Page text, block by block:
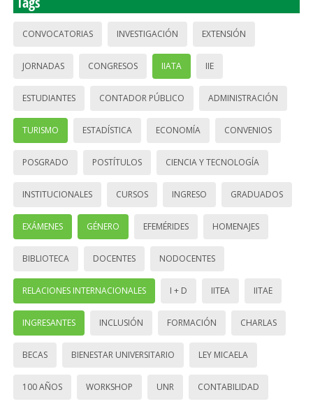
CONVOCATORIAS INVESTIGACIÓN EXTENSIÓN
JORNADAS CONGRESOS IIATA IIE
ESTUDIANTES CONTADOR PÚBLICO ADMINISTRACIÓN
TURISMO ESTADÍSTICA ECONOMÍA CONVENIOS
POSGRADO POSTÍTULOS CIENCIA Y TECNOLOGÍA
INSTITUCIONALES CURSOS INGRESO GRADUADOS
EXÁMENES GÉNERO EFEMÉRIDES HOMENAJES
BIBLIOTECA DOCENTES NODOCENTES
RELACIONES INTERNACIONALES I + D IITEA IITAE
INGRESANTES INCLUSIÓN FORMACIÓN CHARLAS
BECAS BIENESTAR UNIVERSITARIO LEY MICAELA
100 AÑOS WORKSHOP UNR CONTABILIDAD